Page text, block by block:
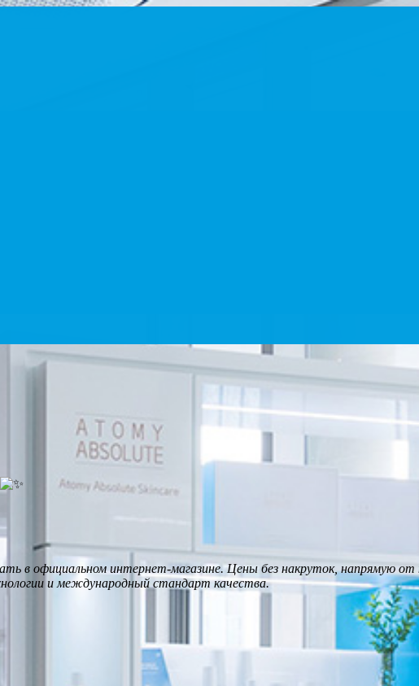
в официальном интернет-магазине. Цены без накруток, напрямую
и международный стандарт качества.